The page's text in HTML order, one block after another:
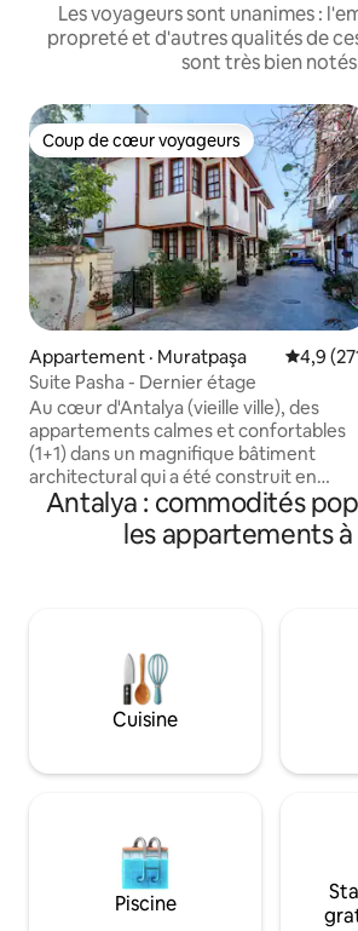
Les voyageurs sont unanimes :
propreté et d'autres qualités de
sont très bien
Coup de cœur voyageurs
Coup de cœur voyageurs
Appartement · Muratpaşa Note
4,9
Suite Pasha - Dernier étage
Au cœur d'Antalya (vieille ville), des
appartements calmes et confortables
(1+1) dans un magnifique bâtiment
architectural qui a été construit en
respectant l'esprit de la vieille ville. Il
convient aux familles et aux couples.
Nouveaux meubles modernes et
L'APPARTEMENT SERA ENTIÈREMENT À
CET APPARTEMENT EST SITUÉ AU 2e
Antalya : commodités
les appartements
Cuisine
Piscine